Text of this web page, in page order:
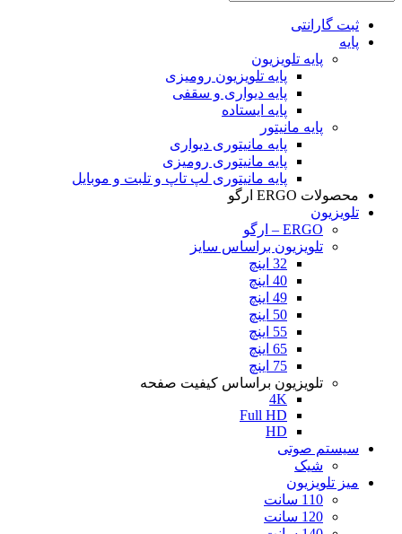
ثبت گارانتی
پایه
پایه تلویزیون
پایه تلویزیون رومیزی
پایه دیواری و سقفی
پایه ایستاده
پایه مانیتور
پایه مانیتوری دیواری
پایه مانیتوری رومیزی
پایه مانیتوری لپ تاپ و تلبت و موبایل
محصولات ERGO ارگو
تلویزیون
ERGO – ارگو
تلویزیون براساس سایز
32 اینچ
40 اینچ
49 اینچ
50 اینچ
55 اینچ
65 اینچ
75 اینچ
تلویزیون براساس کیفیت صفحه
4K
Full HD
HD
سیستم صوتی
شیک
میز تلویزیون
110 سانت
120 سانت